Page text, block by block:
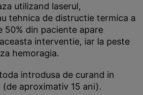
utilizand laserul,
tehnica de distructie termica a
50% din paciente apare
interventie, iar la peste
hemoragia.
introdusa de curand in
aproximativ 15 ani).